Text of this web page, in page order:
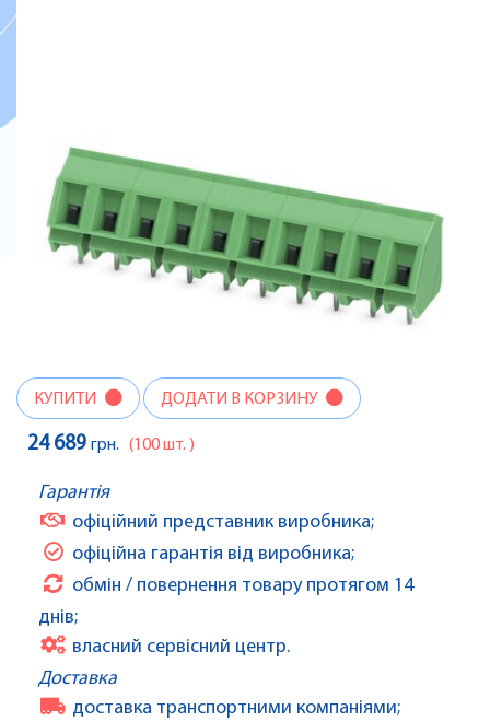
КУПИТИ ДОДАТИ В КОРЗИНУ
24 689 грн. (100 шт. )
Гарантія
офіційний представник виробника;
офіційна гарантія від виробника;
обмін / повернення товару протягом 14
днів;
власний сервісний центр.
Доставка
доставка транспортними компаніями;